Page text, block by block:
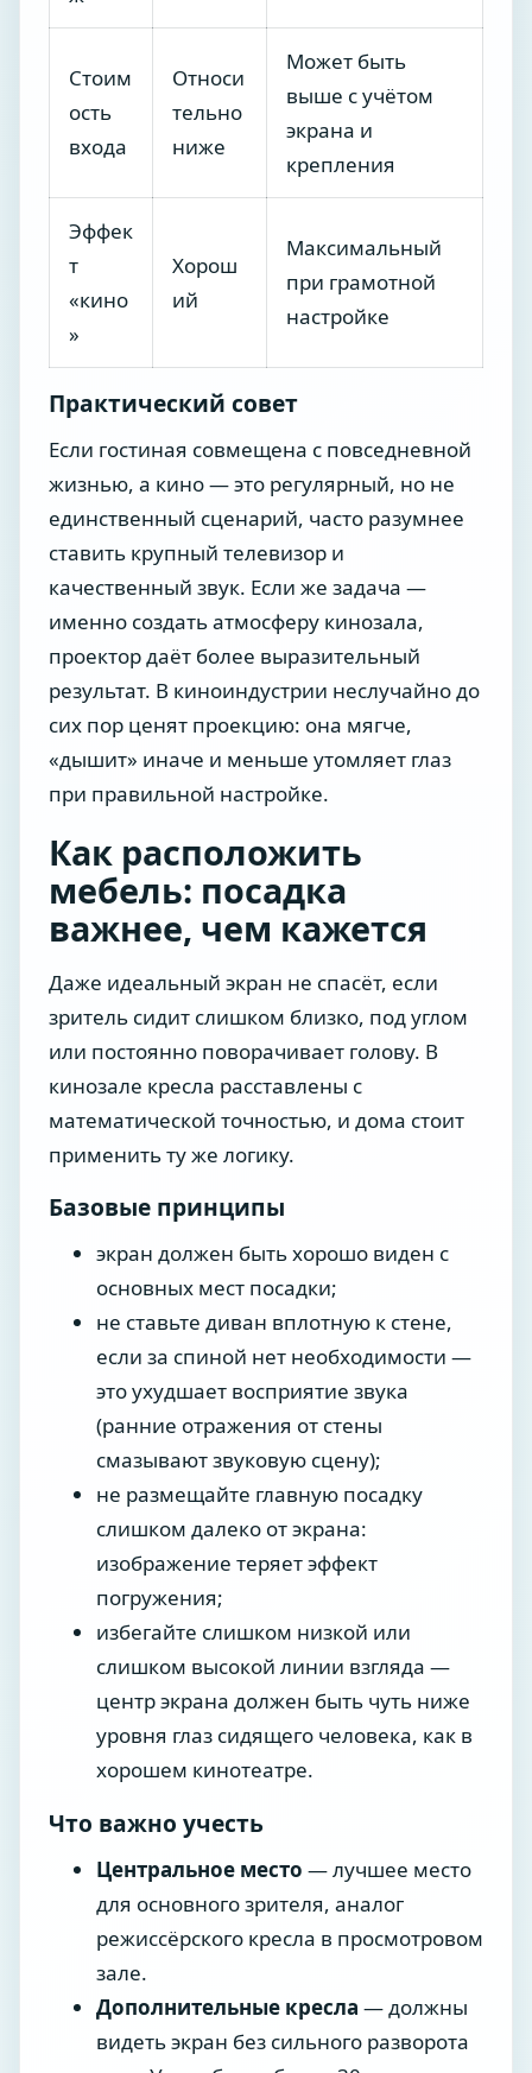
Стоим
ость
входа
Относи
тельно
ниже
Может быть
выше с учётом
экрана и
крепления
Эффек
т
«кино
»
Хорош
ий
Максимальный
при грамотной
настройке
Практический совет
Если гостиная совмещена с повседневной
жизнью, а кино — это регулярный, но не
единственный сценарий, часто разумнее
ставить крупный телевизор и
качественный звук. Если же задача —
именно создать атмосферу кинозала,
проектор даёт более выразительный
результат. В киноиндустрии неслучайно до
сих пор ценят проекцию: она мягче,
«дышит» иначе и меньше утомляет глаз
при правильной настройке.
Как расположить
мебель: посадка
важнее, чем кажется
Даже идеальный экран не спасёт, если
зритель сидит слишком близко, под углом
или постоянно поворачивает голову. В
кинозале кресла расставлены с
математической точностью, и дома стоит
применить ту же логику.
Базовые принципы
экран должен быть хорошо виден с
основных мест посадки;
не ставьте диван вплотную к стене,
если за спиной нет необходимости —
это ухудшает восприятие звука
(ранние отражения от стены
смазывают звуковую сцену);
не размещайте главную посадку
слишком далеко от экрана:
изображение теряет эффект
погружения;
избегайте слишком низкой или
слишком высокой линии взгляда —
центр экрана должен быть чуть ниже
уровня глаз сидящего человека, как в
хорошем кинотеатре.
Что важно учесть
Центральное место — лучшее место
для основного зрителя, аналог
режиссёрского кресла в просмотровом
зале.
Дополнительные кресла — должны
видеть экран без сильного разворота